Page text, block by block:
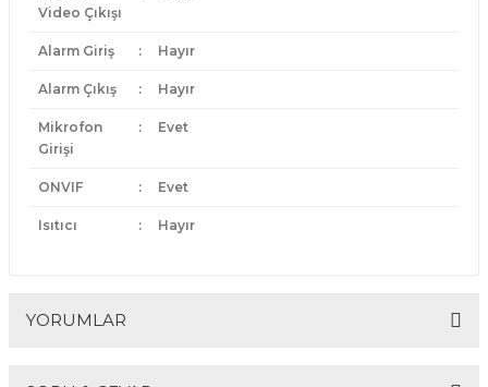
Video Çıkışı
Alarm Giriş : Hayır
Alarm Çıkış : Hayır
Mikrofon
Girişi
: Evet
ONVIF : Evet
Isıtıcı : Hayır
YORUMLAR